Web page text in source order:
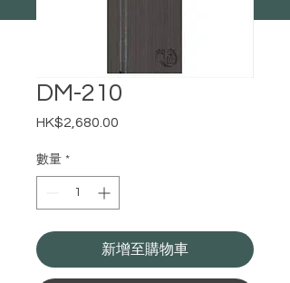
DM-210
HK$2,680.00
數量 *
新增至購物車